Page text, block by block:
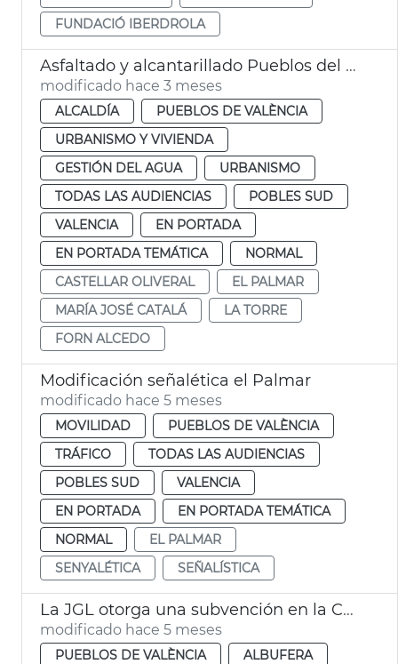
FUNDACIÓ IBERDROLA
Asfaltado y alcantarillado Pueblos del Sur València
modificado hace 3 meses
ALCALDÍA
PUEBLOS DE VALÈNCIA
URBANISMO Y VIVIENDA
GESTIÓN DEL AGUA
URBANISMO
TODAS LAS AUDIENCIAS
POBLES SUD
VALENCIA
EN PORTADA
EN PORTADA TEMÁTICA
NORMAL
CASTELLAR OLIVERAL
EL PALMAR
MARÍA JOSÉ CATALÁ
LA TORRE
FORN ALCEDO
Modificación señalética el Palmar
modificado hace 5 meses
MOVILIDAD
PUEBLOS DE VALÈNCIA
TRÁFICO
TODAS LAS AUDIENCIAS
POBLES SUD
VALENCIA
EN PORTADA
EN PORTADA TEMÁTICA
NORMAL
EL PALMAR
SENYALÉTICA
SEÑALÍSTICA
La JGL otorga una subvención en la Comunidad de Pescadores del Palmar València
modificado hace 5 meses
PUEBLOS DE VALÈNCIA
ALBUFERA